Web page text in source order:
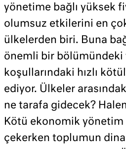
yönetime bağlı yüksek
olumsuz etkilerini en
ülkelerden biri. Buna
önemli bir bölümündeki
koşullarındaki hızlı
ediyor. Ülkeler
ne tarafa gidecek?
Kötü ekonomik yönetim
çekerken toplumun